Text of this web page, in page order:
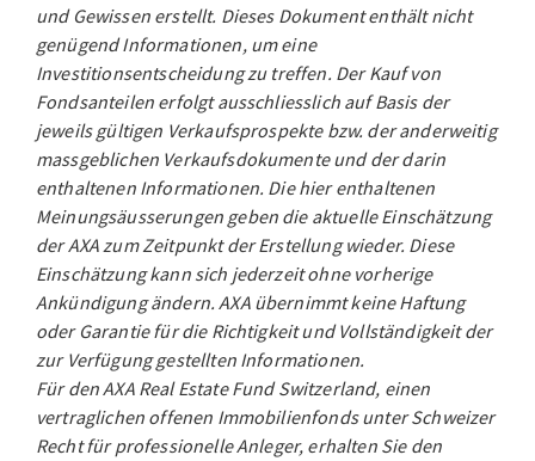
und Gewissen erstellt. Dieses Dokument enthält nicht
genügend Informationen, um eine
Investitionsentscheidung zu treffen. Der Kauf von
Fondsanteilen erfolgt ausschliesslich auf Basis der
jeweils gültigen Verkaufsprospekte bzw. der anderweitig
massgeblichen Verkaufsdokumente und der darin
enthaltenen Informationen. Die hier enthaltenen
Meinungsäusserungen geben die aktuelle Einschätzung
der AXA zum Zeitpunkt der Erstellung wieder. Diese
Einschätzung kann sich jederzeit ohne vorherige
Ankündigung ändern. AXA übernimmt keine Haftung
oder Garantie für die Richtigkeit und Vollständigkeit der
zur Verfügung gestellten Informationen.
Für den AXA Real Estate Fund Switzerland, einen
vertraglichen offenen Immobilienfonds unter Schweizer
Recht für professionelle Anleger, erhalten Sie den